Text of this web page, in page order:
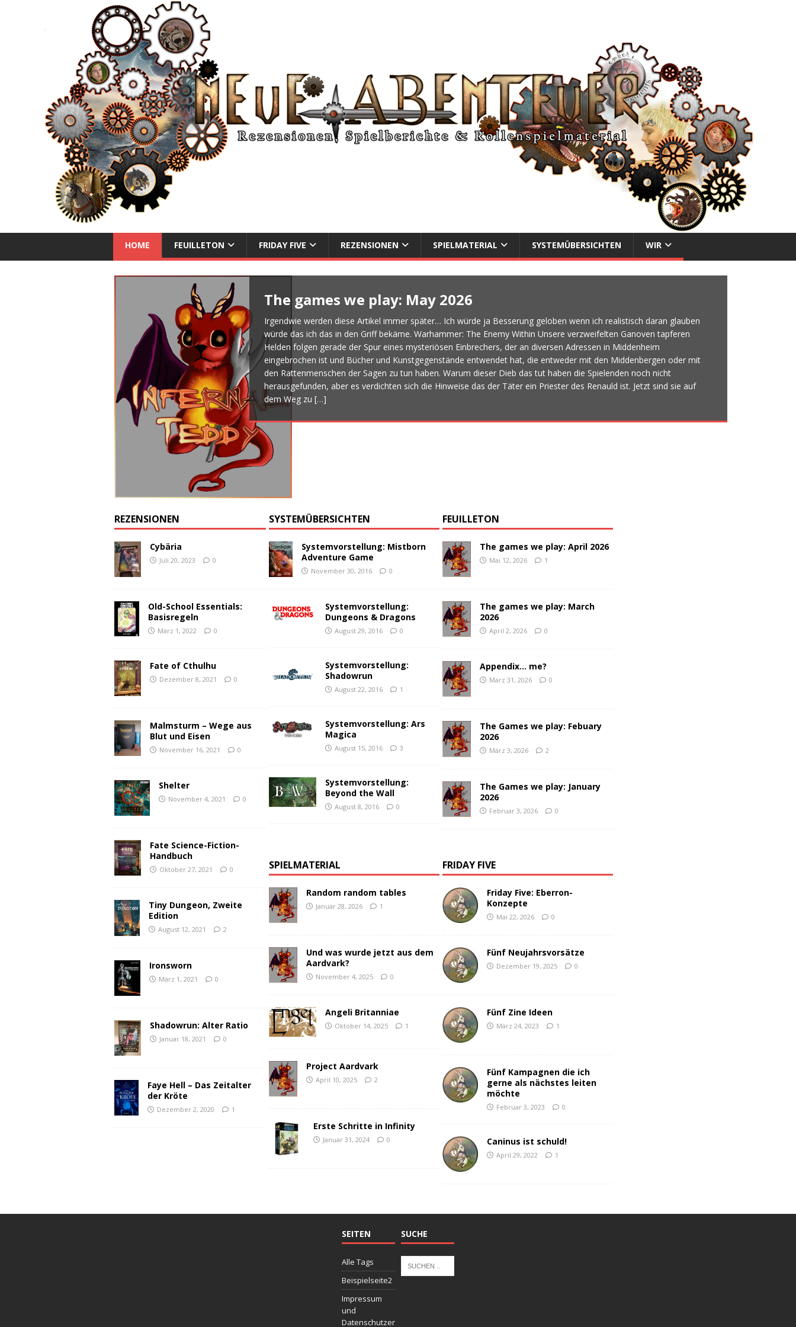
NEUE ABENTEUER
HOME FEUILLETON FRIDAY FIVE REZENSIONEN SPIELMATERIAL SYSTEMÜBERSICHTEN WIR
The games we play: May 2026
Irgendwie werden diese Artikel immer später… Ich würde ja Besserung geloben wenn ich realistisch daran glauben
würde das ich das in den Griff bekäme. Warhammer: The Enemy Within Unsere verzweifelten Ganoven tapferen
Helden folgen gerade der Spur eines mysteriösen Einbrechers, der an diversen Adressen in Middenheim
eingebrochen ist und Bücher und Kunstgegenstände entwendet hat, die entweder mit den Middenbergen oder mit
den Rattenmenschen der Sagen zu tun haben. Warum dieser Dieb das tut haben die Spielenden noch nicht
herausgefunden, aber es verdichten sich die Hinweise das der Täter ein Priester des Renauld ist. Jetzt sind sie auf
dem Weg zu […]
REZENSIONEN
Cybäria
Juli 20, 2023 0
Old-School Essentials:
Basisregeln
März 1, 2022 0
Fate of Cthulhu
Dezember 8, 2021 0
Malmsturm – Wege aus
Blut und Eisen
November 16, 2021 0
Shelter
November 4, 2021 0
Fate Science-Fiction-
Handbuch
Oktober 27, 2021 0
Tiny Dungeon, Zweite
Edition
August 12, 2021 2
Ironsworn
März 1, 2021 0
Shadowrun: Alter Ratio
Januar 18, 2021 0
Faye Hell – Das Zeitalter
der Kröte
Dezember 2, 2020 1
SYSTEMÜBERSICHTEN
Systemvorstellung: Mistborn
Adventure Game
November 30, 2016 0
Systemvorstellung:
Dungeons & Dragons
August 29, 2016 0
Systemvorstellung:
Shadowrun
August 22, 2016 1
Systemvorstellung: Ars
Magica
August 15, 2016 3
Systemvorstellung:
Beyond the Wall
August 8, 2016 0
FEUILLETON
The games we play: April 2026
Mai 12, 2026 1
The games we play: March
2026
April 2, 2026 0
Appendix… me?
März 31, 2026 0
The Games we play: Febuary
2026
März 3, 2026 2
The Games we play: January
2026
Februar 3, 2026 0
SPIELMATERIAL
Random random tables
Januar 28, 2026 1
Und was wurde jetzt aus dem
Aardvark?
November 4, 2025 0
Angeli Britanniae
Oktober 14, 2025 1
Project Aardvark
April 10, 2025 2
Erste Schritte in Infinity
Januar 31, 2024 0
FRIDAY FIVE
Friday Five: Eberron-
Konzepte
Mai 22, 2026 0
Fünf Neujahrsvorsätze
Dezember 19, 2025 0
Fünf Zine Ideen
März 24, 2023 1
Fünf Kampagnen die ich
gerne als nächstes leiten
möchte
Februar 3, 2023 0
Caninus ist schuld!
April 29, 2022 1
SEITEN
Alle Tags
Beispielseite2
Impressum
und
Datenschutzer
SUCHE